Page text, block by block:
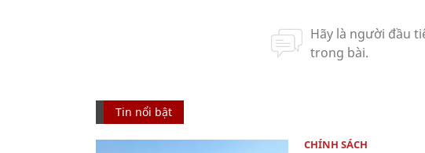
Tin nổi bật
CHÍNH SÁCH